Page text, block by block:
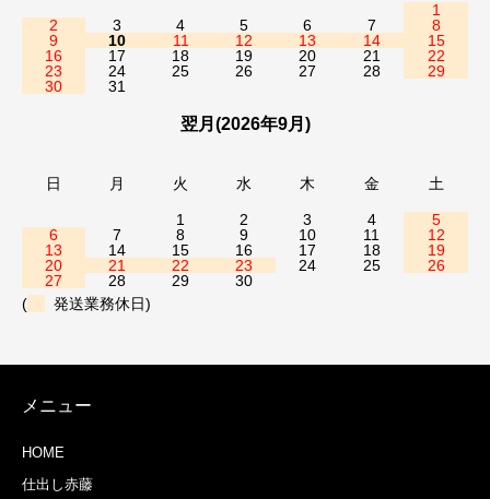
1
2
3 4 5 6 7
8
9
10 11 12 13 14
15
16
17 18 19 20 21
22
23
24 25 26 27 28
29
30
31
翌月(2026年9月)
日 月 火 水 木 金 土
1 2 3 4
5
6
7 8 9 10 11
12
13
14 15 16 17 18
19
20
21 22 23 24 25
26
27
28 29
30
(
発送業務休日)
メニュー
HOME
仕出し赤藤